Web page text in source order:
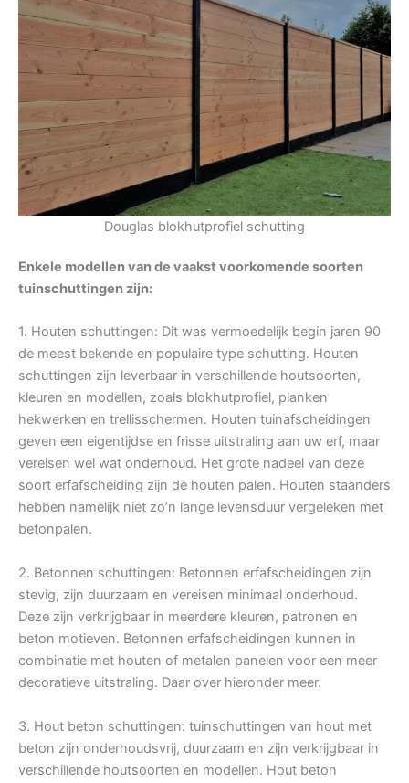
Douglas blokhutprofiel schutting
Enkele modellen van de vaakst voorkomende soorten
tuinschuttingen zijn:
1. Houten schuttingen: Dit was vermoedelijk begin jaren 90
de meest bekende en populaire type schutting. Houten
schuttingen zijn leverbaar in verschillende houtsoorten,
kleuren en modellen, zoals blokhutprofiel, planken
hekwerken en trellisschermen. Houten tuinafscheidingen
geven een eigentijdse en frisse uitstraling aan uw erf, maar
vereisen wel wat onderhoud. Het grote nadeel van deze
soort erfafscheiding zijn de houten palen. Houten staanders
hebben namelijk niet zo’n lange levensduur vergeleken met
betonpalen.
2. Betonnen schuttingen: Betonnen erfafscheidingen zijn
stevig, zijn duurzaam en vereisen minimaal onderhoud.
Deze zijn verkrijgbaar in meerdere kleuren, patronen en
beton motieven. Betonnen erfafscheidingen kunnen in
combinatie met houten of metalen panelen voor een meer
decoratieve uitstraling. Daar over hieronder meer.
3. Hout beton schuttingen: tuinschuttingen van hout met
beton zijn onderhoudsvrij, duurzaam en zijn verkrijgbaar in
verschillende houtsoorten en modellen. Hout beton